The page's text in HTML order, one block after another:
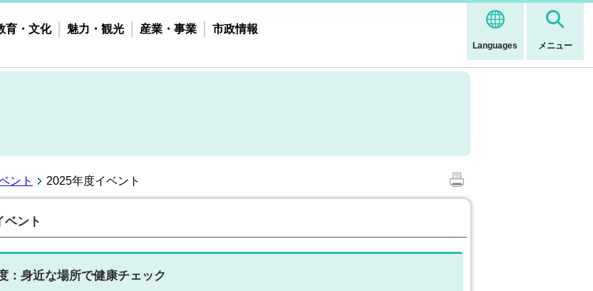
Languages メニュー
育・文化 魅力・観光 産業・事業 市政情報
ント 2025年度イベント
ベント
：身近な場所で健康チェック